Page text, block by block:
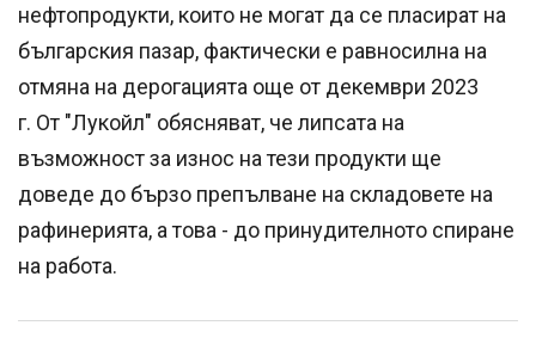
нефтопродукти, които не могат да се пласират на
българския пазар, фактически е равносилна на
отмяна на дерогацията още от декември 2023
г. От "Лукойл" обясняват, че липсата на
възможност за износ на тези продукти ще
доведе до бързо препълване на складовете на
рафинерията, а това - до принудителното спиране
на работа.